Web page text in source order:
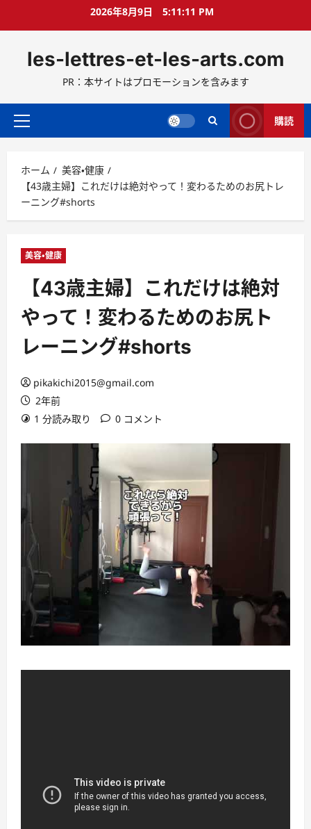
ス
ッ
2026年8月9日 5:11:12 PM
les-lettres-et-les-arts.com
PR：本サイトはプロモーションを含みます
メ
メ
ニ
ュ
ー
購読
ホーム
美容・健康
【43歳主婦】これだけは絶対やって！変わるためのお尻トレ
ーニング#shorts
美容・健康
【43歳主婦】これだけは絶対
やって！変わるためのお尻ト
レーニング#shorts
pikakichi2015@gmail.com
2年前
1 分読み取り
0 コメント